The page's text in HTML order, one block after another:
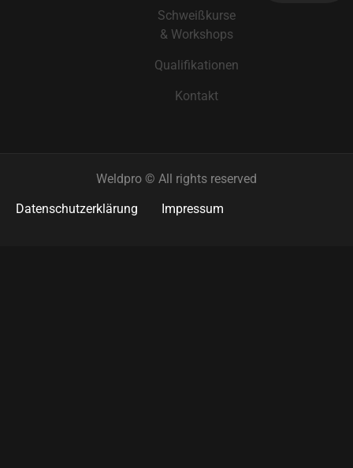
Schweißkurse
& Workshops
Qualifikationen
Kontakt
Weldpro © All rights reserved
Datenschutzerklärung Impressum